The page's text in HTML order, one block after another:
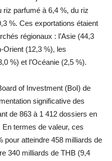
riz parfumé à 6,4 %, du riz
%. Ces exportations étaient
régionaux : l’Asie (44,3
Orient (12,3 %), les
%) et l’Océanie (2,5 %).
of Investment (BoI) de
significative des
de 863 à 1 412 dossiers en
termes de valeur, ces
pour atteindre 458 milliards de
340 milliards de THB (9,4